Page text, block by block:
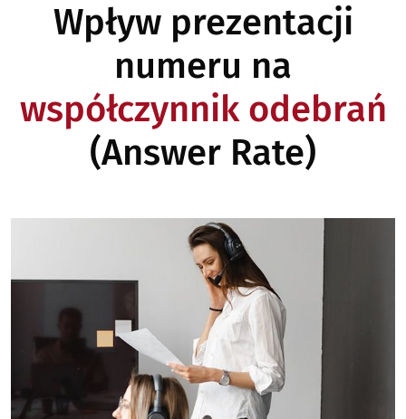
Wpływ prezentacji
numeru na
współczynnik odebrań
(Answer Rate)